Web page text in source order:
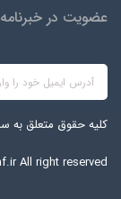
عضویت در خبرنامه
کلیه حقوق متعلق به
All right reserved